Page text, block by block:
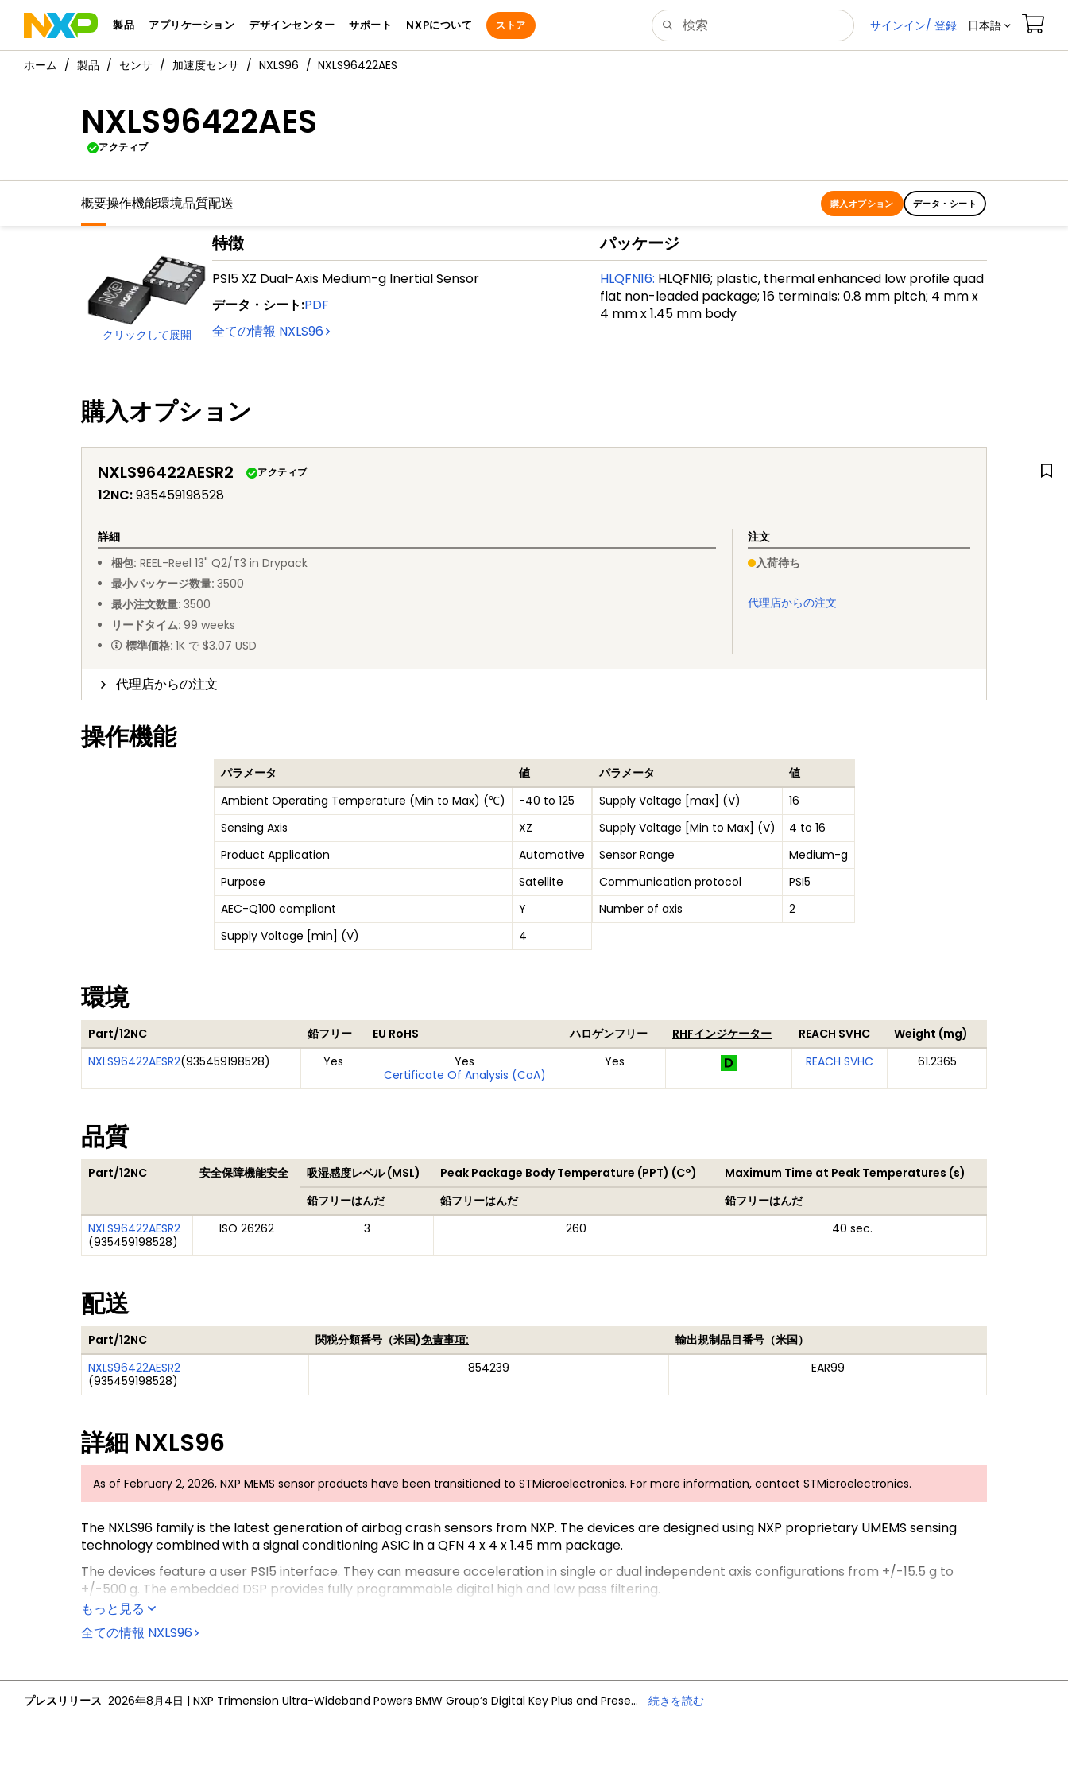
製品 アプリケーション デザインセンター サポート NXPについて ストア サインイン/ 登録 日本語
製品 センサ 加速度センサ NXLS96 NXLS96422AES
NXLS96422AES
アクティブ
概要操作機能環境品質配送 購入オプション データ・シート
クリックして展開
特徴
PSI5 XZ Dual-Axis Medium-g Inertial Sensor
データ・シート:PDF
全ての情報 NXLS96
パッケージ
HLQFN16: HLQFN16; plastic, thermal enhanced low profile quad
flat non-leaded package; 16 terminals; 0.8 mm pitch; 4 mm x
4 mm x 1.45 mm body
購入オプション
NXLS96422AESR2 アクティブ
12NC:935459198528
詳細
梱包: REEL-Reel 13" Q2/T3 in Drypack
最小パッケージ数量: 3500
最小注文数量: 3500
リードタイム: 99 weeks
標準価格: 1K で $3.07 USD
注文
入荷待ち
代理店からの注文
代理店からの注文
操作機能
パラメータ
値
Ambient Operating Temperature (Min to Max) (℃)
-40 to 125
Sensing Axis
XZ
Product Application
Automotive
Purpose
Satellite
AEC-Q100 compliant
Y
Supply Voltage [min] (V)
4
パラメータ
値
Supply Voltage [max] (V)
16
Supply Voltage [Min to Max] (V)
4 to 16
Sensor Range
Medium-g
Communication protocol
PSI5
Number of axis
2
環境
Part/12NC 鉛フリー EU RoHS ハロゲンフリー RHFインジケーター REACH SVHC
Weight (mg)
NXLS96422AESR2(935459198528) Yes
Yes
Certificate Of Analysis (CoA)
Yes REACH SVHC 61.2365
品質
Part/12NC 安全保障機能安全 吸湿感度レベル (MSL) Peak Package Body Temperature (PPT) (C°)
Maximum Time at Peak Temperatures (s)
鉛フリーはんだ
鉛フリーはんだ
鉛フリーはんだ
NXLS96422AESR2
(935459198528)
ISO 26262 3 260 40 sec.
配送
Part/12NC 関税分類番号（米国)免責事項:
輸出規制品目番号（米国）
NXLS96422AESR2
(935459198528)
854239 EAR99
詳細 NXLS96
As of February 2, 2026, NXP MEMS sensor products have been transitioned to STMicroelectronics. For more information, contact STMicroelectronics.
The NXLS96 family is the latest generation of airbag crash sensors from NXP. The devices are designed using NXP proprietary UMEMS sensing
technology combined with a signal conditioning ASIC in a QFN 4 x 4 x 1.45 mm package.
The devices feature a user PSI5 interface. They can measure acceleration in single or dual independent axis configurations from +/-15.5 g to
+/-500 g. The embedded DSP provides fully programmable digital high and low pass filtering.
The NXLS96 family is fully AEC-Q100 qualified up to 125 °C operating temperature and is compliant with the AK LV 27 requirements. The package
has wettable flanks for solder join inspection. NXLS96 products have been developed following ISO26262 2018 edition and can be used in up to
もっと見る
全ての情報 NXLS96
プレスリリース 2026年8月4日 | NXP Trimension Ultra-Wideband Powers BMW Group’s Digital Key Plus and Presence Detection 続きを読む